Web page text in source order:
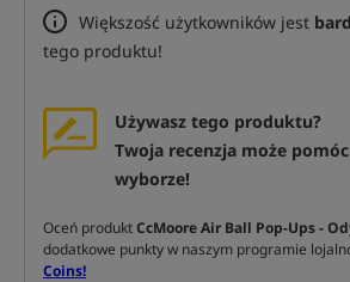
Większość użytkowników jest
tego produktu!
Używasz tego produktu?
Twoja recenzja może
wyborze!
Oceń produktCcMoore Air Ball Pop-Ups -
dodatkowe punkty w naszym programie
Coins!